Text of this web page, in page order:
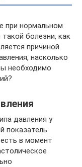
при нормальном
болезни, как
причиной
насколько
необходимо
давления у
показатель
в момент